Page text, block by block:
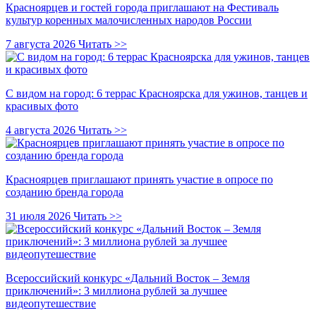
Красноярцев и гостей города приглашают на Фестиваль
культур коренных малочисленных народов России
7 августа 2026 Читать >>
С видом на город: 6 террас Красноярска для ужинов, танцев и
красивых фото
4 августа 2026 Читать >>
Красноярцев приглашают принять участие в опросе по
созданию бренда города
31 июля 2026 Читать >>
Всероссийский конкурс «Дальний Восток – Земля
приключений»: 3 миллиона рублей за лучшее
видеопутешествие